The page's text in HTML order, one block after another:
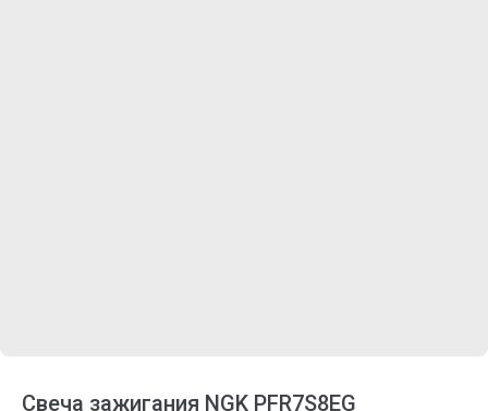
Свеча зажигания NGK PFR7S8EG